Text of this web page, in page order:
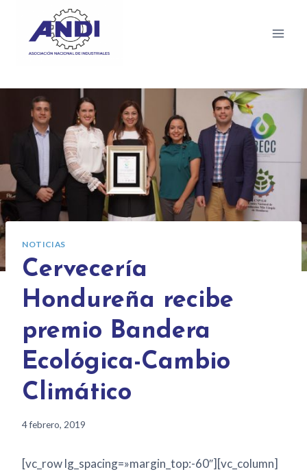
NOTICIAS
Cervecería
Hondureña recibe
premio Bandera
Ecológica-Cambio
Climático
4 febrero, 2019
[vc_row lg_spacing=»margin_top:-60″][vc_column]